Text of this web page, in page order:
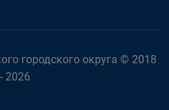
городского округа © 2018
- 2026